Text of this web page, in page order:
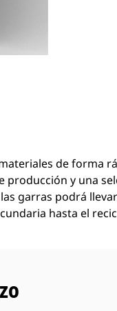
de forma
producción y una
garras podrá
hasta el